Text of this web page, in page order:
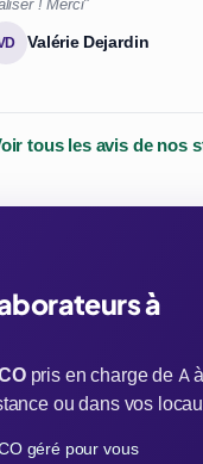
! Merci"
Valérie Dejardin
tous les avis de nos
à
pris en charge de A
ou dans vos
géré pour vous